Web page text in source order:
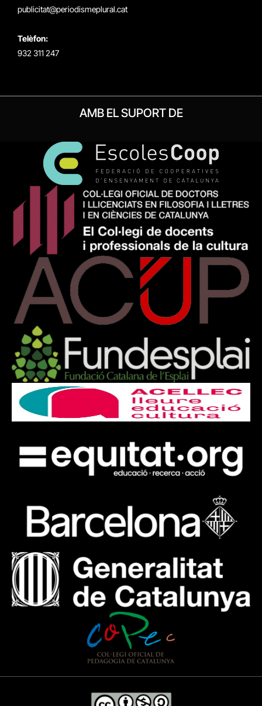
publicitat@periodismeplural.cat
Telèfon:
932 311 247
AMB EL SUPORT DE